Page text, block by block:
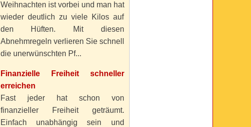
Weihnachten ist vorbei und man hat
wieder deutlich zu viele Kilos auf
den Hüften. Mit diesen
Abnehmregeln verlieren Sie schnell
die unerwünschten Pf...
Finanzielle Freiheit schneller
erreichen
Fast jeder hat schon von
finanzieller Freiheit geträumt.
Einfach unabhängig sein und